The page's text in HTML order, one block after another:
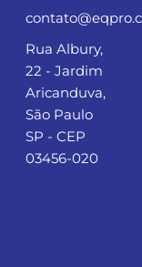
Rua Albury,
22 - Jardim
Aricanduva,
São Paulo
SP - CEP
03456-020